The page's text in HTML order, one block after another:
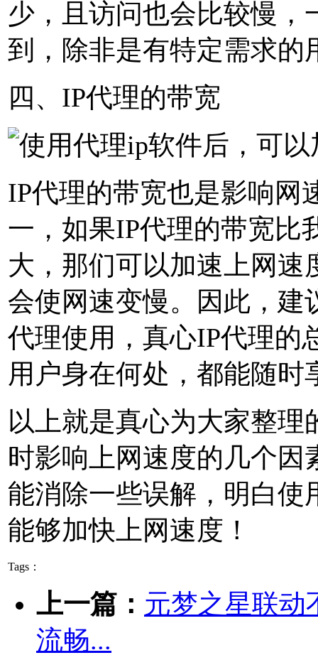
少，且访问也会比较慢，
到，除非是有特定需求的
四、IP代理的带宽
IP代理的带宽也是影响网
一，如果IP代理的带宽比
大，那们可以加速上网速
会使网速变慢。因此，建
代理使用，真心IP代理的
用户身在何处，都能随时
以上就是真心为大家整理
时影响上网速度的几个因
能消除一些误解，明白使
能够加快上网速度！
Tags：
上一篇： 元梦之星联动
流畅...